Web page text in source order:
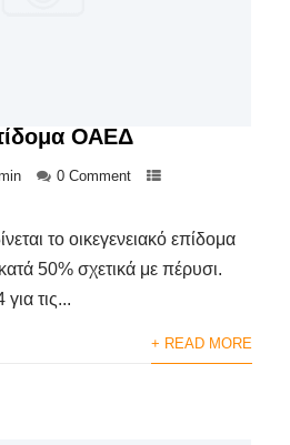
ΟΑΕΔ
0 Comment
το οικεγενειακό επίδομα
50% σχετικά με πέρυσι.
τις...
+ READ MORE